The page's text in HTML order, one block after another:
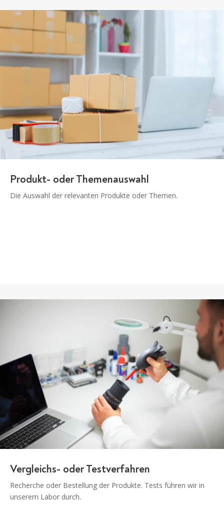
Produkt- oder Themenauswahl
Die Auswahl der relevanten Produkte oder Themen.
Vergleichs- oder Testverfahren
Recherche oder Bestellung der Produkte. Tests führen wir in
unserem Labor durch.